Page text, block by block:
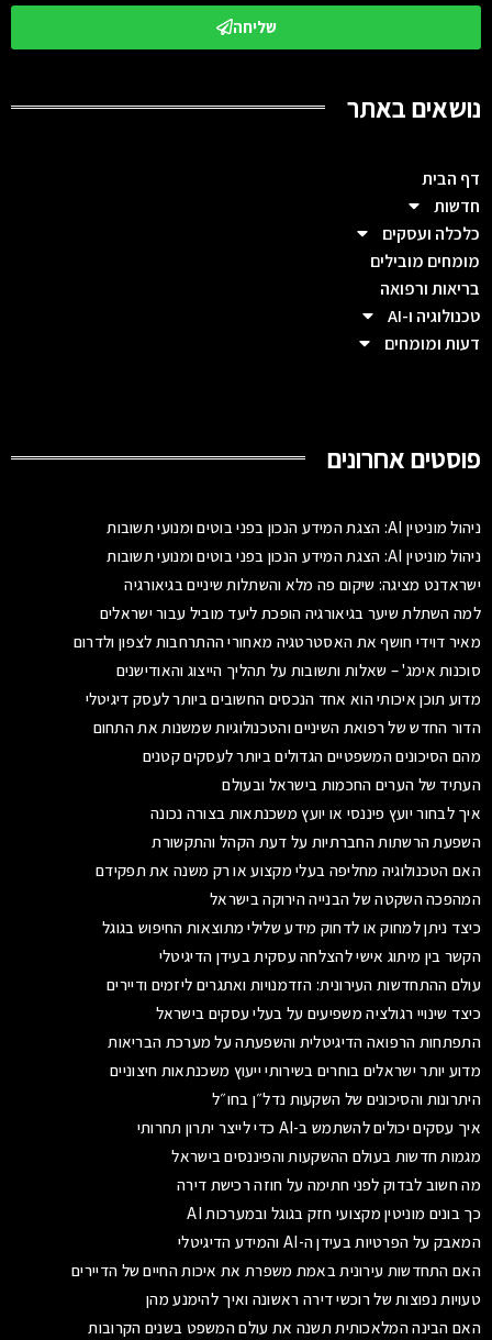
שליחה
נושאים באתר
דף הבית
חדשות
כלכלה ועסקים
מומחים מובילים
בריאות ורפואה
טכנולוגיה ו-AI
דעות ומומחים
פוסטים אחרונים
ניהול מוניטין AI: הצגת המידע הנכון בפני בוטים ומנועי תשובות
ניהול מוניטין AI: הצגת המידע הנכון בפני בוטים ומנועי תשובות
ישראדנט מציגה: שיקום פה מלא והשתלות שיניים בגיאורגיה
למה השתלת שיער בגיאורגיה הופכת ליעד מוביל עבור ישראלים
מאיר דוידי חושף את האסטרטגיה מאחורי ההתרחבות לצפון ולדרום
סוכנות אימג' – שאלות ותשובות על תהליך הייצוג והאודישנים
מדוע תוכן איכותי הוא אחד הנכסים החשובים ביותר לעסק דיגיטלי
הדור החדש של רפואת השיניים והטכנולוגיות שמשנות את התחום
מהם הסיכונים המשפטיים הגדולים ביותר לעסקים קטנים
העתיד של הערים החכמות בישראל ובעולם
איך לבחור יועץ פיננסי או יועץ משכנתאות בצורה נכונה
השפעת הרשתות החברתיות על דעת הקהל והתקשורת
האם הטכנולוגיה מחליפה בעלי מקצוע או רק משנה את תפקידם
המהפכה השקטה של הבנייה הירוקה בישראל
כיצד ניתן למחוק או לדחוק מידע שלילי מתוצאות החיפוש בגוגל
הקשר בין מיתוג אישי להצלחה עסקית בעידן הדיגיטלי
עולם ההתחדשות העירונית: הזדמנויות ואתגרים ליזמים ודיירים
כיצד שינויי רגולציה משפיעים על בעלי עסקים בישראל
התפתחות הרפואה הדיגיטלית והשפעתה על מערכת הבריאות
מדוע יותר ישראלים בוחרים בשירותי ייעוץ משכנתאות חיצוניים
היתרונות והסיכונים של השקעות נדל״ן בחו״ל
איך עסקים יכולים להשתמש ב-AI כדי לייצר יתרון תחרותי
מגמות חדשות בעולם ההשקעות והפיננסים בישראל
מה חשוב לבדוק לפני חתימה על חוזה רכישת דירה
כך בונים מוניטין מקצועי חזק בגוגל ובמערכות AI
המאבק על הפרטיות בעידן ה-AI והמידע הדיגיטלי
האם התחדשות עירונית באמת משפרת את איכות החיים של הדיירים
טעויות נפוצות של רוכשי דירה ראשונה ואיך להימנע מהן
האם הבינה המלאכותית תשנה את עולם המשפט בשנים הקרובות